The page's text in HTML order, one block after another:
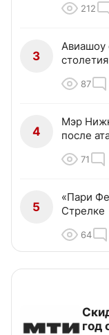
212
3
Авиашоу
87
4
Мэр
после
71
5
«Пари
Стрелке
64
год